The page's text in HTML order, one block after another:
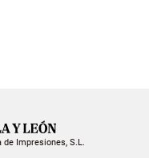
Impresiones, S.L.